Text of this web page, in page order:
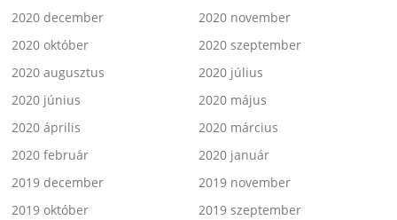
2020 december
2020 november
2020 október
2020 szeptember
2020 augusztus
2020 július
2020 június
2020 május
2020 április
2020 március
2020 február
2020 január
2019 december
2019 november
2019 október
2019 szeptember